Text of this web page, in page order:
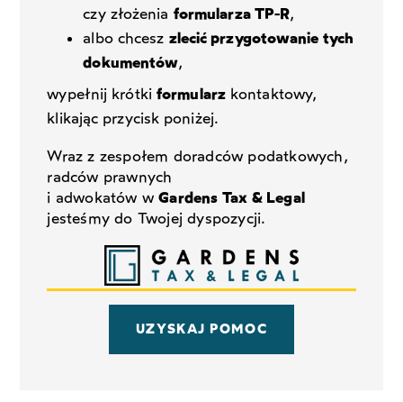
czy złożenia formularza TP-R,
albo chcesz zlecić przygotowanie tych
dokumentów,
wypełnij krótki formularzkontaktowy,
klikając przycisk poniżej.
Wraz z zespołem doradców podatkowych,
radców prawnych
i adwokatów wGardens Tax & Legal
jesteśmy do Twojej dyspozycji.
UZYSKAJ POMOC